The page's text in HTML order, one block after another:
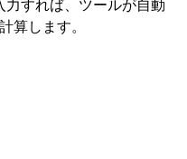
力すれば、ツールが自動
算します。